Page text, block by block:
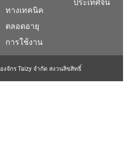
ทางเทคนิค
ตลอดอายุ
การใช้งาน
ประเทศจีน
งจักร Taizy จำกัด สงวนลิขสิทธิ์